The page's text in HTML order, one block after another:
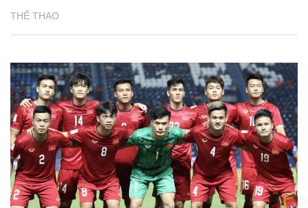
THỂ THAO